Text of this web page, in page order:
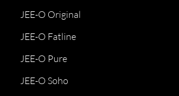
JEE-O Original
JEE-O Fatline
JEE-O Pure
JEE-O Soho